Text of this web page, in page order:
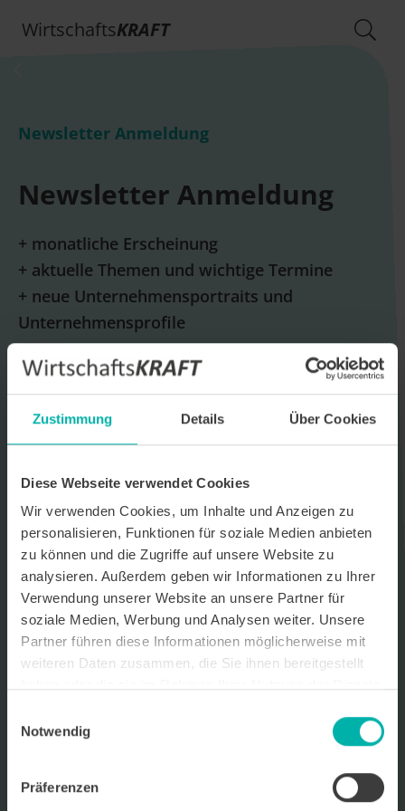
Zustimmung Details Über Cookies
Diese Webseite verwendet Cookies
Wir verwenden Cookies, um Inhalte und Anzeigen zu
personalisieren, Funktionen für soziale Medien anbieten
zu können und die Zugriffe auf unsere Website zu
analysieren. Außerdem geben wir Informationen zu Ihrer
Verwendung unserer Website an unsere Partner für
soziale Medien, Werbung und Analysen weiter. Unsere
Partner führen diese Informationen möglicherweise mit
weiteren Daten zusammen, die Sie ihnen bereitgestellt
Notwendig
Präferenzen
WirtschaftsKRAFT
Newsletter Anmeldung
Newsletter Anmeldung
+ monatliche Erscheinung
+ aktuelle Themen und wichtige Termine
+ neue Unternehmensportraits und
Unternehmensprofile
E-Mail *
WirtschaftsKRAFT der INFO - Das Magazin Pforzheim GmbH
erhalte. Um die Inhalte des Newsletters besser auf meine
persönlichen Interessen auszurichten, stimme ich außerdem zu,
hierfür mein personenbezogenes Nutzungsverhalten des
Newsletters zu erfassen und auszuwerten. Der Newsletter enthält
begleitende Werbeinformationen zu Produkten und
Dienstleistungen lokal ansässiger Werbekunden. Ich kann meine
Einwilligung jederzeit kostenfrei für die Zukunft durch den in jedem
Newsletter enthaltenen Abmeldelink oder per E-Mail an info@info-
pforzheim.de widerrufen. Meine E-Mail-Adresse wird ausschließlich
zur Zustellung des Newsletters genutzt. Detaillierte Informationen
zum Umgang mit Ihren Daten und der von uns eingesetzten
Newsletter-Software Cleverreach finden Sie in unserer
Datenschutzerklärung.